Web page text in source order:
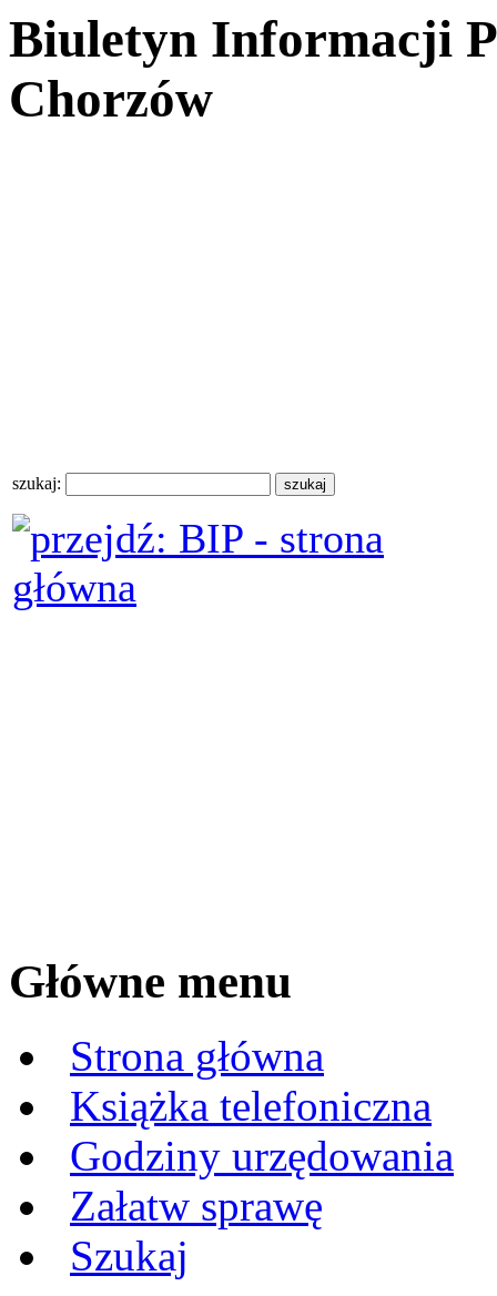
Biuletyn Informacji
Chorzów
szukaj:
Główne menu
Strona główna
Książka telefoniczna
Godziny urzędowania
Załatw sprawę
Szukaj